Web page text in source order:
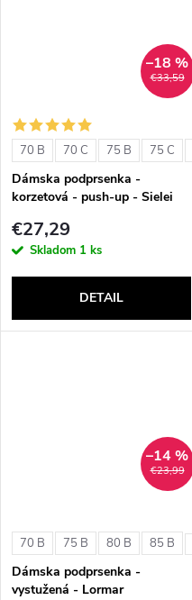
€33,59
–18 %
70 B 70 C 75 B 75 C
Dámska podprsenka -
korzetová - push-up - Sielei
€27,29
Skladom 1 ks
DETAIL
€23,99
–14 %
70 B 75 B 80 B 85 B
Dámska podprsenka -
vystužená - Lormar